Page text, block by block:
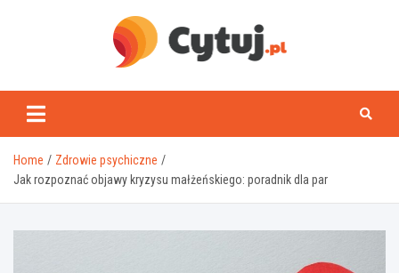
www.cytuj.pl
Home
Zdrowie psychiczne
Jak rozpoznać objawy kryzysu małżeńskiego: poradnik dla par